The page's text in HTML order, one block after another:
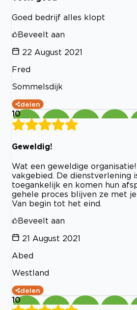
Goed bedrijf alles klopt
Beveelt aan
22 August 2021
Fred
Sommelsdijk
delen
10
Geweldig!
Wat een geweldige
vakgebied. De dienstverlening
toegankelijk en komen hun
gehele proces blijven ze met
Van begin tot het eind.
Beveelt aan
21 August 2021
Abed
Westland
delen
10